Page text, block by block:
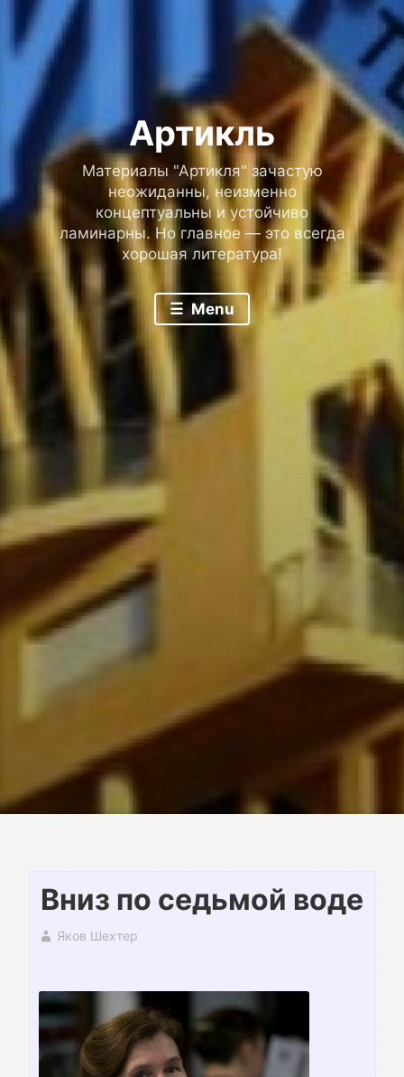
Артикль
Материалы "Артикля" зачастую
неожиданны, неизменно
концептуальны и устойчиво
ламинарны. Но главное — это всегда
хорошая литература!
Menu
Вниз по седьмой воде
Яков Шехтер